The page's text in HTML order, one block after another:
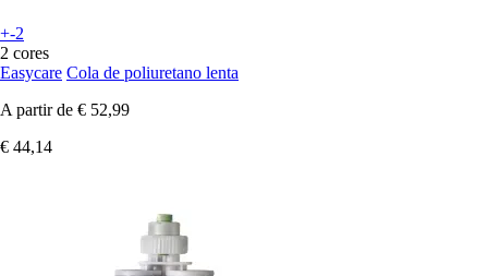
+-2
2 cores
Easycare Cola de poliuretano lenta
A partir de € 52,99
€ 44,14